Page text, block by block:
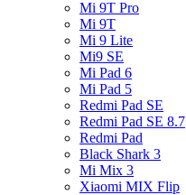
Mi 9T Pro
Mi 9T
Mi 9 Lite
Mi9 SE
Mi Pad 6
Mi Pad 5
Redmi Pad SE
Redmi Pad SE 8.7
Redmi Pad
Black Shark 3
Mi Mix 3
Xiaomi MIX Flip